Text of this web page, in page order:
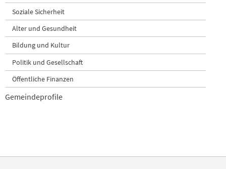
Soziale Sicherheit
Alter und Gesundheit
Bildung und Kultur
Politik und Gesellschaft
Öffentliche Finanzen
Gemeindeprofile